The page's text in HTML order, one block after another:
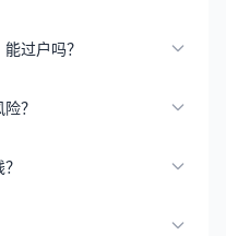
过户吗？
？